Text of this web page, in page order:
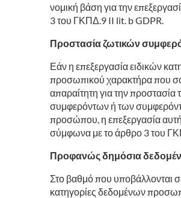
νομική βάση για την
3 του ΓΚΠΔ.9 II lit. b GDPR.
Προστασία ζωτικών
Εάν η επεξεργασία ειδικών
προσωπικού χαρακτήρα που
απαραίτητη για την
συμφερόντων ή των
προσώπου, η επεξεργασία αυτή
σύμφωνα με το άρθρο 3 του
Προφανώς δημόσια
Στο βαθμό που υποβάλλονται
κατηγορίες δεδομένων